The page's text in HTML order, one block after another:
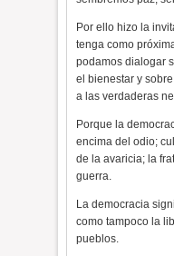
Por ello hizo la
tenga como
podamos dialogar
el bienestar y
a las verdaderas
Porque la
encima del odio;
de la avaricia; la
guerra.
La democracia
como tampoco la
pueblos.